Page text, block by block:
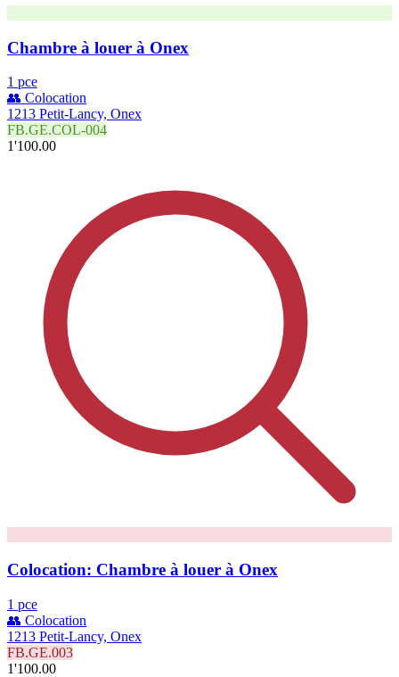
Chambre à louer à Onex
1 pce
👥 Colocation
1213 Petit-Lancy, Onex
FB.GE.COL-004
1'100.00
Colocation: Chambre à louer à Onex
1 pce
👥 Colocation
1213 Petit-Lancy, Onex
FB.GE.003
1'100.00